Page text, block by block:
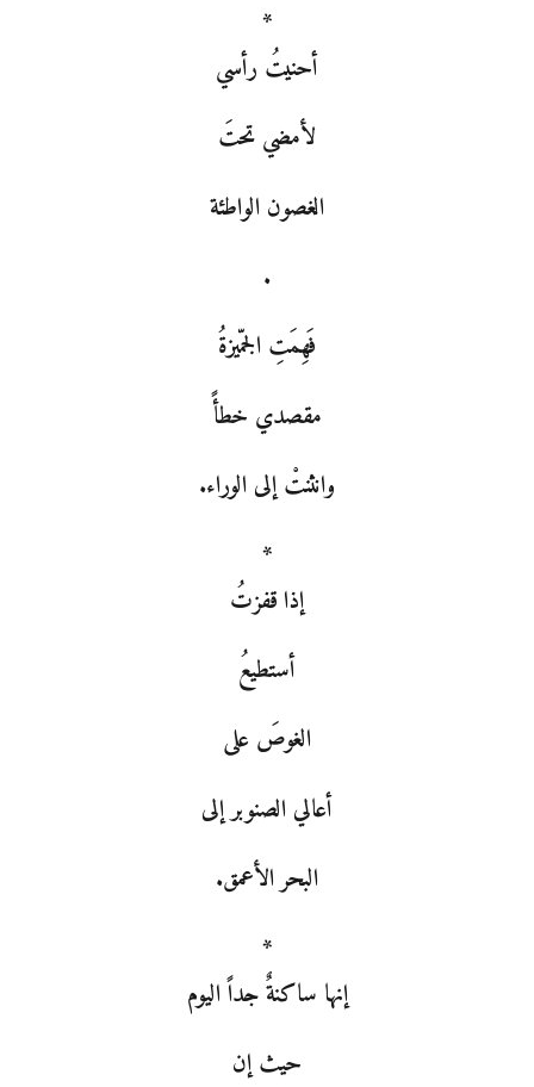
*
أحنيتُ رأسي
لأمضي تحتَ
الغصون الواطئة
.
فَهِمَتِ الجمّيزةُ
مقصدي خطأً
وانثنتْ إلى الوراء.
*
إذا قفزتُ
أستطيعُ
الغوصَ على
أعالي الصنوبر إلى
البحر الأعمق.
*
إنها ساكنةٌ جداً اليوم
حيث إن